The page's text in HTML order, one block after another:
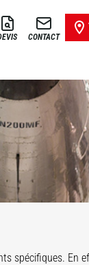
CONTACT
spécifiques. En